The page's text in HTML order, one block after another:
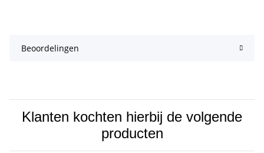
Beoordelingen
Klanten kochten hierbij de volgende
producten